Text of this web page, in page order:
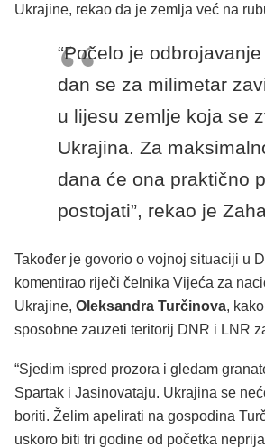
Ukrajine, rekao da je zemlja već na
“Počelo je
dan se za milimetar
u lijesu zemlje koja se
Ukrajina. Za
dana će ona praktično
postojati”, rekao je
Također je govorio o vojnoj situaciji u
komentirao riječi čelnika Vijeća za
Ukrajine, Oleksandra Turčinova,
sposobne zauzeti teritorij DNR i LNR
“Sjedim ispred prozora i gledam
Spartak i Jasinovataju. Ukrajina se
boriti. Želim apelirati na gospodina
uskoro biti tri godine od početka